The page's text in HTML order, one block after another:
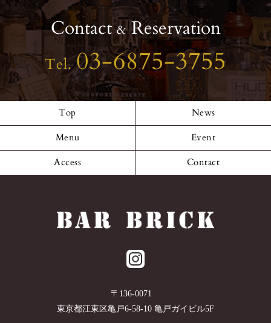
Contact&Reservation
Tel.03-6875-3755
Top News
Menu Event
Access Contact
〒 136-0071
東京都江東区亀戸6-58-10 亀戸ガイビル5F